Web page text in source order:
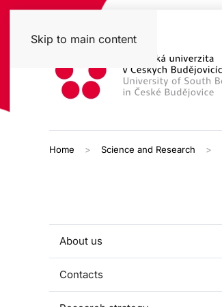
Skip to main content
Home Science and Research
About us
Contacts